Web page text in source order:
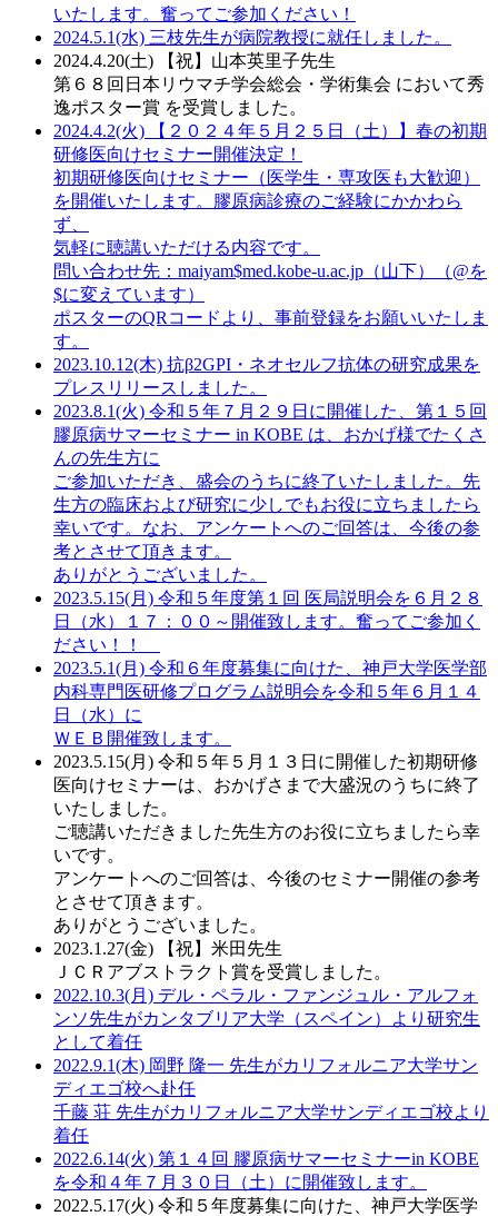
いたします。奮ってご参加ください！
2024.5.1(水) 三枝先生が病院教授に就任しました。
2024.4.20(土)
【祝】山本英里子先生
第６８回日本リウマチ学会総会・学術集会 において秀
逸ポスター賞 を受賞しました。
2024.4.2(火)
【２０２４年５月２５日（土）】春の初期
研修医向けセミナー開催決定！
初期研修医向けセミナー（医学生・専攻医も大歓迎）
を開催いたします。膠原病診療のご経験にかかわら
ず、
気軽に聴講いただける内容です。
問い合わせ先：maiyam$med.kobe-u.ac.jp（山下）（@を
$に変えています）
ポスターのQRコードより、事前登録をお願いいたしま
す。
2023.10.12(木) 抗β2GPI・ネオセルフ抗体の研究成果を
プレスリリースしました。
2023.8.1(火) 令和５年７月２９日に開催した、第１５回
膠原病サマーセミナー in KOBE は、おかげ様でたくさ
んの先生方に
ご参加いただき、盛会のうちに終了いたしました。先
生方の臨床および研究に少しでもお役に立ちましたら
幸いです。なお、アンケートへのご回答は、今後の参
考とさせて頂きます。
ありがとうございました。
2023.5.15(月) 令和５年度第１回 医局説明会を６月２８
日（水）１７：００～開催致します。奮ってご参加く
ださい！！
2023.5.1(月) 令和６年度募集に向けた、神戸大学医学部
内科専門医研修プログラム説明会を令和５年６月１４
日（水）に
ＷＥＢ開催致します。
2023.5.15(月) 令和５年５月１３日に開催した初期研修
医向けセミナーは、おかげさまで大盛況のうちに終了
いたしました。
ご聴講いただきました先生方のお役に立ちましたら幸
いです。
アンケートへのご回答は、今後のセミナー開催の参考
とさせて頂きます。
ありがとうございました。
2023.1.27(金)
【祝】米田先生
ＪＣＲアブストラクト賞を受賞しました。
2022.10.3(月) デル・ペラル・ファンジュル・アルフォ
ンソ先生がカンタブリア大学（スペイン）より研究生
として着任
2022.9.1(木) 岡野 隆一 先生がカリフォルニア大学サン
ディエゴ校へ赴任
千藤 荘 先生がカリフォルニア大学サンディエゴ校より
着任
2022.6.14(火) 第１４回 膠原病サマーセミナーin KOBE
を令和４年７月３０日（土）に開催致します。
2022.5.17(火) 令和５年度募集に向けた、神戸大学医学